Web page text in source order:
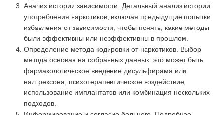
Анализ истории зависимости. Детальный анализ истории
употребления наркотиков, включая предыдущие попытки
избавления от зависимости, чтобы понять, какие методы
были эффективны или неэффективны в прошлом.
Определение метода кодировки от наркотиков. Выбор
метода основан на собранных данных: это может быть
фармакологическое введение дисульфирама или
налтрексона, психотерапевтическое воздействие,
использование имплантатов или комбинация нескольких
подходов.